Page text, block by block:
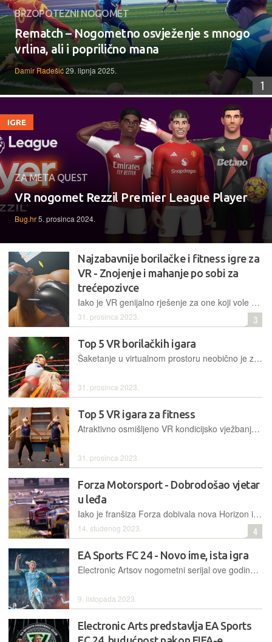
BRZOPOTEZNI NOGOMET
Rematch – Nogometno osvježenje s mnogo
vrlina, ali i poprilično mana
Damir Radešić29. lipnja 2025.
1
IGRE
ZA META QUEST
VR nogomet Rezzil Premier League Player
Bug.hr5. prosinca 2024.
Najzabavnije borilačke i fitness igre za
VR - Znojenje i mahanje po sobi za
trećepozivce
Iako je VR genijalno rješenje za one koji vole simulacije i taktički FPS, ali i za one koji samo vole gledati VR filmove ili filmove na „velikom“ VR ekranu, na tržištu je i priličan broj borilačkih igara i onih namijenjenih općenito vježbanju (hrvatski – fitness) koje obećavaju zabavu s VR naglavnikom dok stojimo i mašemo rukama i nogama po zraku, čučimo i izmičemo se neprijateljima ili preprekama i općenito se znojimo i zadišemo kao da smo stvarno nešto radili? Ima li to smisla? Ima, a evo i naših favorita
31. prosinca 2023. 3
Top 5 VR borilačkih igara
Šaketanje u virtualnom prostoru neobično je zabavno, ali i iznimno zahtjevno za naša, tek prividno snažna i sportski isklesana tijela (svaka čast izuzecima)
31. prosinca 2023.
Top 5 VR igara za fitness
Atraktivno osmišljeno VR kondicijsko vježbanje i ritmički zadaci, uz (ponekad) glazbenu pozadinu, dosta je motivirajuće - nama je ovaj način vježbanja puno zanimljiviji od odlaska u neku dvoranu i grupnog skakutanja
31. prosinca 2023.
Forza Motorsport - Dobrodošao vjetar
u leđa
Iako je franšiza Forza dobivala nova Horizon izdanja svako malo, njezin začetnik Motorsport, pauzirao je šest godina s novim izdankom, i red je da provjerimo je li ga bilo vrijedno čekati
14. studenog 2023. 4
EA Sports FC 24 - Novo ime, ista igra
Electronic Artsov nogometni serijal ove godine premijerno stiže pod novim imenom, no u suštini, to je lagano nadograđena prošlogodišnja FIFA, sa svim svojim manama i vrlinama
9. listopada 2023.
Electronic Arts predstavlja EA Sports